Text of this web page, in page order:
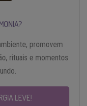
promovem
rituais e momentos
LEVE!